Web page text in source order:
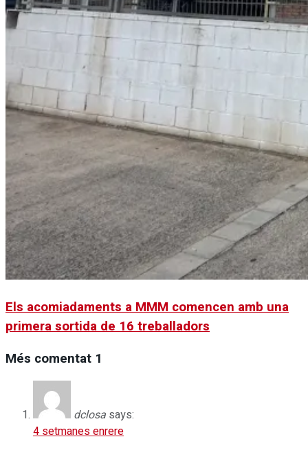
Els acomiadaments a MMM comencen amb una
primera sortida de 16 treballadors
Més comentat 1
dclosa says:
4 setmanes enrere